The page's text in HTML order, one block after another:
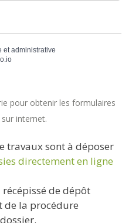
et administrative
pour obtenir les formulaires
internet.
travaux sont à déposer
directement en ligne
de dépôt
de la procédure